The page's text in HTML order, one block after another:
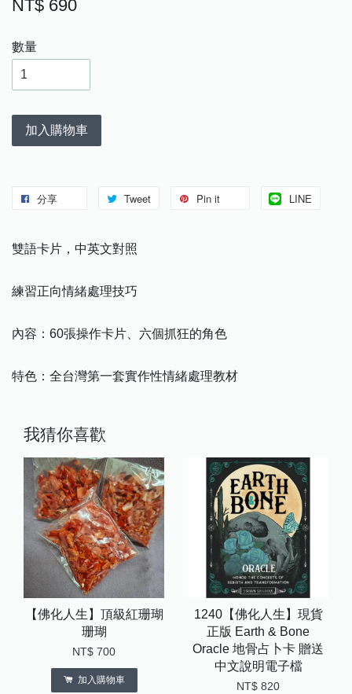
NT$ 690
數量
加入購物車
分享 Tweet Pin it LINE
雙語卡片，中英文對照
練習正向情緒處理技巧
內容：60張操作卡片、六個抓狂的角色
特色：全台灣第一套實作性情緒處理教材
我猜你喜歡
【佛化人生】頂級紅珊瑚
珊瑚
NT$ 700
加入購物車
1240【佛化人生】現貨
正版 Earth & Bone
Oracle 地骨占卜卡 贈送
中文說明電子檔
NT$ 820